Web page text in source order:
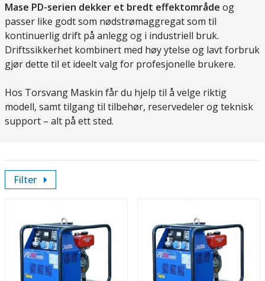
Mase PD-serien dekker et bredt effektområde og
passer like godt som nødstrømaggregat som til
kontinuerlig drift på anlegg og i industriell bruk.
Driftssikkerhet kombinert med høy ytelse og lavt forbruk
gjør dette til et ideelt valg for profesjonelle brukere.
Hos Torsvang Maskin får du hjelp til å velge riktig
modell, samt tilgang til tilbehør, reservedeler og teknisk
support – alt på ett sted.
Filter